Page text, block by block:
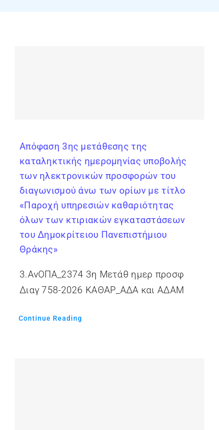
Απόφαση 3ης μετάθεσης της
καταληκτικής ημερομηνίας υποβολής
των ηλεκτρονικών προσφορών του
διαγωνισμού άνω των ορίων με τίτλο
«Παροχή υπηρεσιών καθαριότητας
όλων των κτιριακών εγκαταστάσεων
του Δημοκρίτειου Πανεπιστήμιου
Θράκης»
3.ΑνΟΠΑ_2374 3η Μετάθ ημερ προσφ
Διαγ 758-2026 ΚΑΘΑΡ_ΑΔΑ και ΑΔΑΜ
Continue Reading